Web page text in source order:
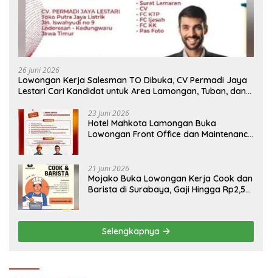
26 Juni 2026
Lowongan Kerja Salesman TO Dibuka, CV Permadi Jaya
Lestari Cari Kandidat untuk Area Lamongan, Tuban, dan
23 Juni 2026
Hotel Mahkota Lamongan Buka
Lowongan Front Office dan Maintenance
21 Juni 2026
Mojako Buka Lowongan Kerja Cook dan
Barista di Surabaya, Gaji Hingga Rp2,5
Selengkapnya